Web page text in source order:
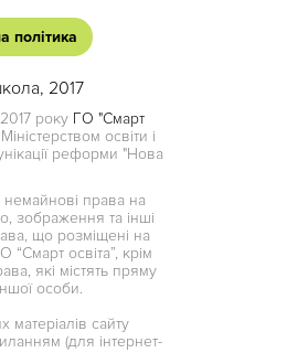
політика
2017
року ГО "Смарт
освіти і
реформи "Нова
немайнові права на
зображення та інші
що розміщені на
“Смарт освіта”, крім
які містять пряму
особи.
матеріалів сайту
(для інтернет-